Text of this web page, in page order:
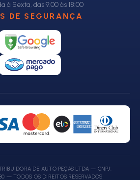
à Sexta, das 9:00 às 18:00
DE SEGURANÇA
DE AUTO PEÇAS LTDA — CNPJ:
— TODOS OS DIREITOS RESERVADOS